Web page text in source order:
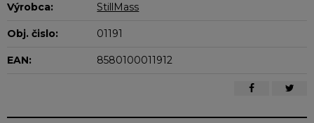
Výrobca: StillMass
Obj. čislo: 01191
EAN: 8580100011912